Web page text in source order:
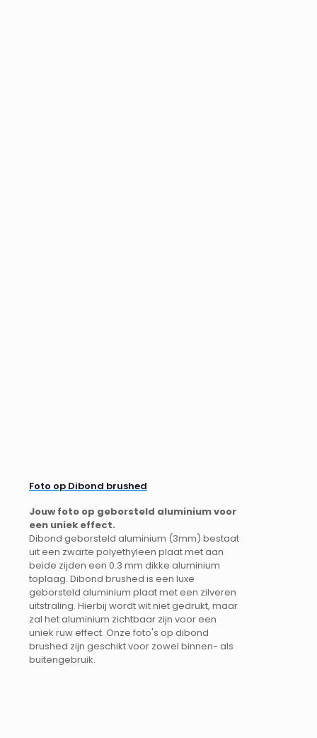
Foto op Dibond brushed
Jouw foto op geborsteld aluminium voor
een uniek effect.
Dibond geborsteld aluminium (3mm) bestaat
uit een zwarte polyethyleen plaat met aan
beide zijden een 0.3 mm dikke aluminium
toplaag. Dibond brushed is een luxe
geborsteld aluminium plaat met een zilveren
uitstraling. Hierbij wordt wit niet gedrukt, maar
zal het aluminium zichtbaar zijn voor een
uniek ruw effect. Onze foto's op dibond
brushed zijn geschikt voor zowel binnen- als
buitengebruik.